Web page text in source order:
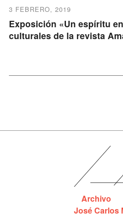
3 FEBRERO, 2019
Exposición «Un espíritu
culturales de la revista
Archivo
José Carlos